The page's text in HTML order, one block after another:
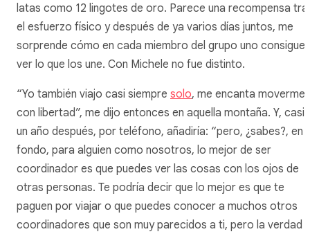
latas como 12 lingotes de oro. Parece una recompensa
el esfuerzo físico y después de ya varios días juntos, me
sorprende cómo en cada miembro del grupo uno consigue
ver lo que los une. Con Michele no fue distinto.
“Yo también viajo casi siempre solo, me encanta moverme
con libertad”, me dijo entonces en aquella montaña. Y, casi
un año después, por teléfono, añadiría: “pero, ¿sabes?, en
fondo, para alguien como nosotros, lo mejor de ser
coordinador es que puedes ver las cosas con los ojos de
otras personas. Te podría decir que lo mejor es que te
paguen por viajar o que puedes conocer a muchos otros
coordinadores que son muy parecidos a ti, pero la verdad